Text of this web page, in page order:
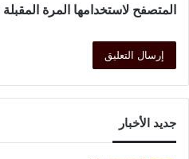
المتصفح لاستخدامها المرة
جديد الأخبار